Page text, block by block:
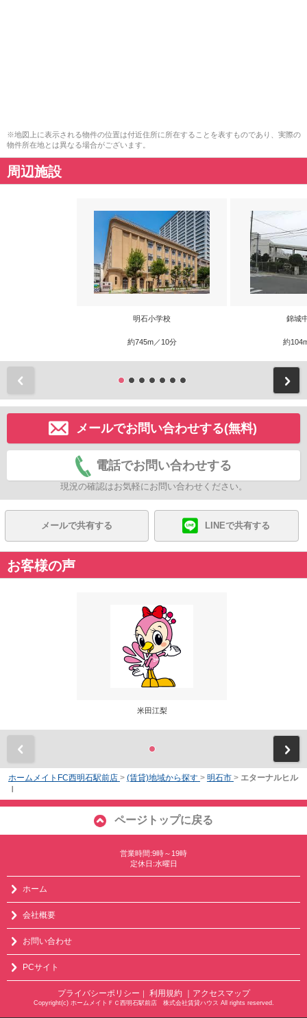
※地図上に表示される物件の位置は付近住所に所在することを表すものであり、実際の
物件所在地とは異なる場合がございます。
周辺施設
明石小学校
約745m／10分
錦城
約
メールでお問い合わせする(無料)
電話でお問い合わせする
現況の確認はお気軽にお問い合わせください。
メールで共有する LINEで共有する
お客様の声
米田江梨
ホームメイトFC西明石駅前店 > (賃貸)地域から探す > 明石市 > エターナルヒル
ページトップに戻る
営業時間:9時～19時
定休日:水曜日
ホーム
会社概要
お問い合わせ
PCサイト
プライバシーポリシー 利用規約 ｜アクセスマップ
Copyright(c) ホームメイトＦＣ西明石駅前店 株式会社賃貸ハウス All rights reserved.